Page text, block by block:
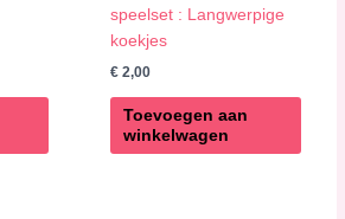
speelset : Langwerpige
koekjes
€ 2,00
Toevoegen aan
winkelwagen